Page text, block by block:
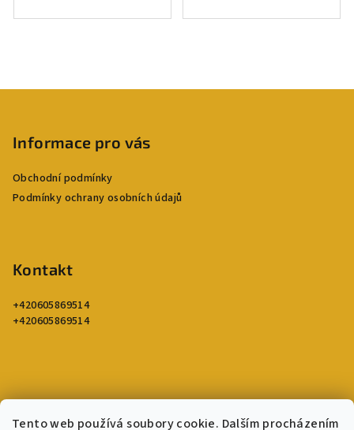
Tento web používá soubory cookie. Dalším procházením
Informace pro vás
Obchodní podmínky
Podmínky ochrany osobních údajů
Kontakt
+420605869514
+420605869514